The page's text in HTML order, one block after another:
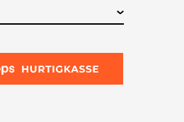
LAGERSTATUS